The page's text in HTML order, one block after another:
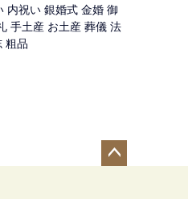
内祝い 銀婚式 金婚 御
手土産 お土産 葬儀 法
粗品